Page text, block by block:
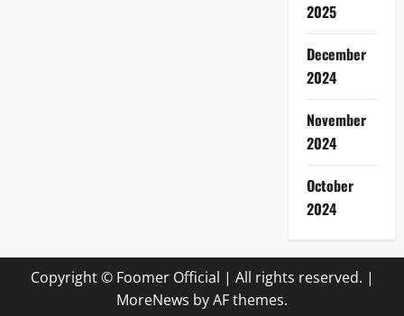
2025
December
2024
November
2024
October
2024
Copyright © Foomer Official | All rights reserved. |
MoreNews by AF themes.